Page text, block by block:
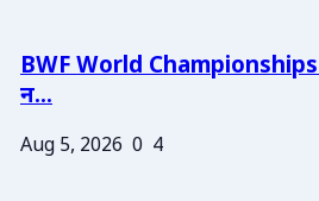
BWF World Championships
न...
Aug 5, 2026 0 4